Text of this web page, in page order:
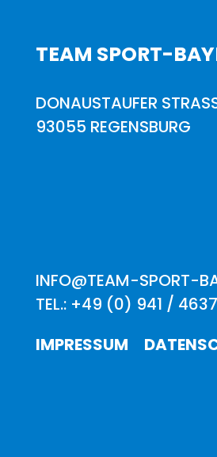
TEAM SPORT-
DONAUSTAUFER
93055 REGENSBURG
INFO@TEAM-SPORT-
TEL.: +49 (0) 941 /
IMPRESSUM